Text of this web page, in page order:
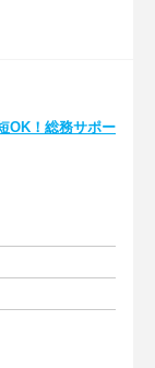
OK！総務サポー